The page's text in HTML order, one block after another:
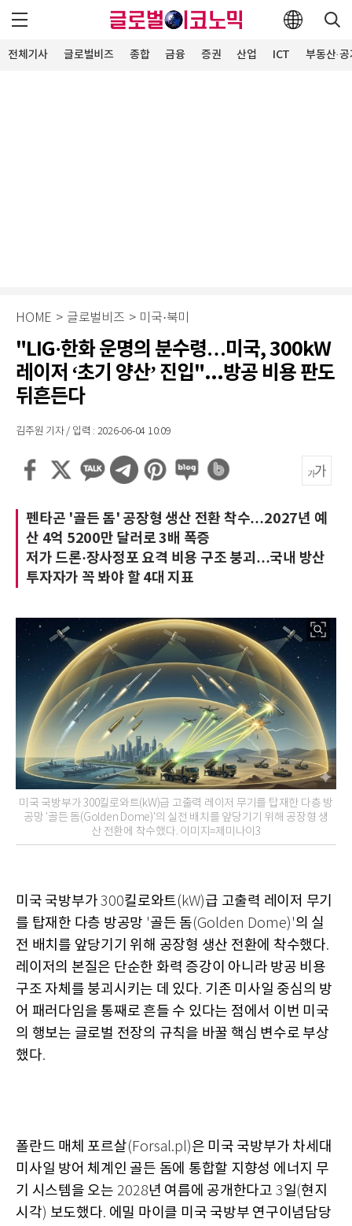
전체기사 글로벌비즈 종합 금융 증권 산업 ICT 부동산·
HOME > 글로벌비즈 > 미국·북미
"LIG·한화 운명의 분수령…미국, 300kW
레이저 ‘초기 양산’ 진입"...방공 비용 판도
뒤흔든다
김주원 기자 / 입력 : 2026-06-04 10:09
펜타곤 '골든 돔' 공장형 생산 전환 착수…2027년 예
산 4억 5200만 달러로 3배 폭증
저가 드론·장사정포 요격 비용 구조 붕괴…국내 방산
투자자가 꼭 봐야 할 4대 지표
미국 국방부가 300킬로와트(kW)급 고출력 레이저 무기를 탑재한 다층 방
공망 '골든 돔(Golden Dome)'의 실전 배치를 앞당기기 위해 공장형 생
산 전환에 착수했다. 이미지=제미나이3
미국 국방부가 300킬로와트(kW)급 고출력 레이저 무기
를 탑재한 다층 방공망 '골든 돔(Golden Dome)'의 실
전 배치를 앞당기기 위해 공장형 생산 전환에 착수했다.
레이저의 본질은 단순한 화력 증강이 아니라 방공 비용
구조 자체를 붕괴시키는 데 있다. 기존 미사일 중심의 방
어 패러다임을 통째로 흔들 수 있다는 점에서 이번 미국
의 행보는 글로벌 전장의 규칙을 바꿀 핵심 변수로 부상
했다.
폴란드 매체 포르살(Forsal.pl)은 미국 국방부가 차세대
미사일 방어 체계인 골든 돔에 통합할 지향성 에너지 무
기 시스템을 오는 2028년 여름에 공개한다고 3일(현지
시각) 보도했다. 에밀 마이클 미국 국방부 연구이념담당